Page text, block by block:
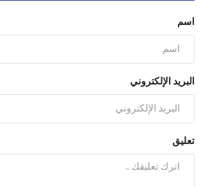
اسم
البريد الإلكتروني
تعليق